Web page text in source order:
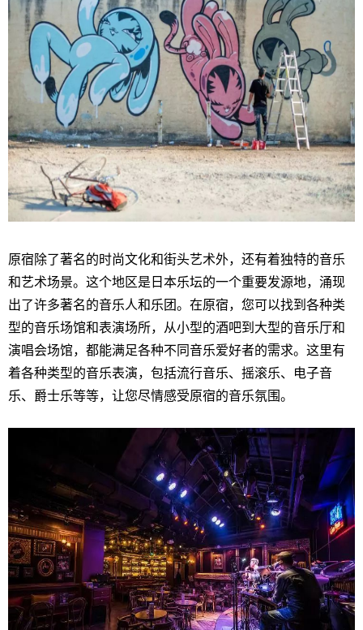
原宿除了著名的时尚文化和街头艺术外，还有着独特的音乐
和艺术场景。这个地区是日本乐坛的一个重要发源地，涌现
出了许多著名的音乐人和乐团。在原宿，您可以找到各种类
型的音乐场馆和表演场所，从小型的酒吧到大型的音乐厅和
演唱会场馆，都能满足各种不同音乐爱好者的需求。这里有
着各种类型的音乐表演，包括流行音乐、摇滚乐、电子音
乐、爵士乐等等，让您尽情感受原宿的音乐氛围。